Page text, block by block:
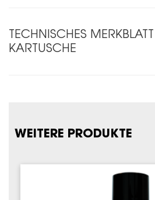
TECHNISCHES
KARTUSCHE
WEITERE PRODUKTE